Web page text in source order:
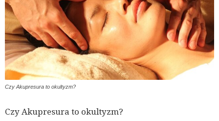
Czy Akupresura to okultyzm?
Czy Akupresura to okultyzm?